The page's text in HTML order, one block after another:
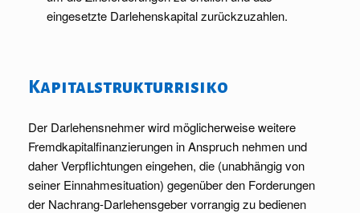
eingesetzte Darlehenskapital zurückzuzahlen.
Kapitalstrukturrisiko
Der Darlehensnehmer wird möglicherweise weitere
Fremdkapitalfinanzierungen in Anspruch nehmen und
daher Verpflichtungen eingehen, die (unabhängig von
seiner Einnahmesituation) gegenüber den Forderungen
der Nachrang-Darlehensgeber vorrangig zu bedienen